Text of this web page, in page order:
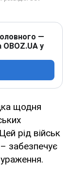
—
OBOZ.UA у
щодня
рід військ
забезпечує
ураження.